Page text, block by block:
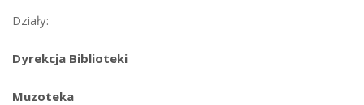
Działy:
Dyrekcja Biblioteki
Muzoteka